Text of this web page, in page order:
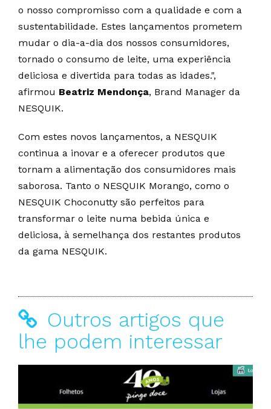
o nosso compromisso com a qualidade e com a
sustentabilidade. Estes lançamentos prometem
mudar o dia-a-dia dos nossos consumidores,
tornado o consumo de leite, uma experiência
deliciosa e divertida para todas as idades.",
afirmou Beatriz Mendonça, Brand Manager da
NESQUIK.
Com estes novos lançamentos, a NESQUIK
continua a inovar e a oferecer produtos que
tornam a alimentação dos consumidores mais
saborosa. Tanto o NESQUIK Morango, como o
NESQUIK Choconutty são perfeitos para
transformar o leite numa bebida única e
deliciosa, à semelhança dos restantes produtos
da gama NESQUIK.
Outros artigos que
lhe podem interessar